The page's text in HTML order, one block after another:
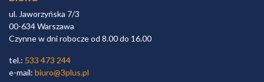
ul. Jaworzyńska 7/3
00-634 Warszawa
Czynne w dni robocze od 8.00 do 16.00
tel.: 533 473 244
e-mail: biuro@3plus.pl